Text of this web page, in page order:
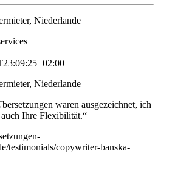
Niederlande
Niederlande
waren ausgezeichnet, ich
auch Ihre Flexibilität.“
testimonials/copywriter-banska-